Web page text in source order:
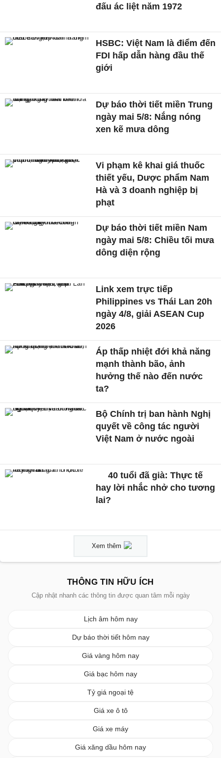
đấu ác liệt năm 1972
HSBC: Việt Nam là điểm đến
FDI hấp dẫn hàng đầu thế
giới
Dự báo thời tiết miền Trung
ngày mai 5/8: Nắng nóng
xen kẽ mưa dông
Vi phạm kê khai giá thuốc
thiết yếu, Dược phẩm Nam
Hà và 3 doanh nghiệp bị
phạt
Dự báo thời tiết miền Nam
ngày mai 5/8: Chiều tối mưa
dông diện rộng
Link xem trực tiếp
Philippines vs Thái Lan 20h
ngày 4/8, giải ASEAN Cup
2026
Áp thấp nhiệt đới khả năng
mạnh thành bão, ảnh
hưởng thế nào đến nước
ta?
Bộ Chính trị ban hành Nghị
quyết về công tác người
Việt Nam ở nước ngoài
40 tuổi đã già: Thực tế
hay lời nhắc nhở cho tương
lai?
Xem thêm
THÔNG TIN HỮU ÍCH
Cập nhật nhanh các thông tin được quan tâm mỗi ngày
Lịch âm hôm nay
Dự báo thời tiết hôm nay
Giá vàng hôm nay
Giá bạc hôm nay
Tỷ giá ngoại tệ
Giá xe ô tô
Giá xe máy
Giá xăng dầu hôm nay